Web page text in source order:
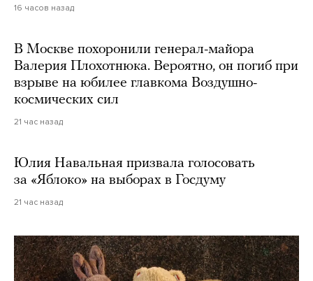
16 часов назад
В Москве похоронили генерал-майора
Валерия Плохотнюка. Вероятно, он погиб при
взрыве на юбилее главкома Воздушно-
космических сил
21 час назад
Юлия Навальная призвала голосовать
за «Яблоко» на выборах в Госдуму
21 час назад